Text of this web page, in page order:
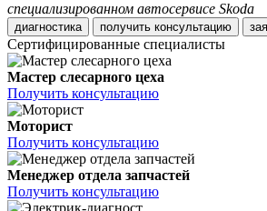
специализированном автосервисе Skoda
диагностика получить консультацию
Сертифицированные специалисты
Мастер слесарного цеха
Получить консультацию
Моторист
Получить консультацию
Менеджер отдела запчастей
Получить консультацию